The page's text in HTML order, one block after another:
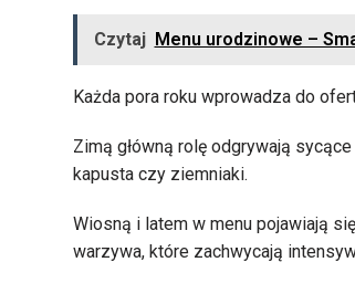
Czytaj Menu urodzinowe –
Każda pora roku wprowadza do
Zimą główną rolę odgrywają
kapusta czy ziemniaki.
Wiosną i latem w menu pojawiają
warzywa, które zachwycają